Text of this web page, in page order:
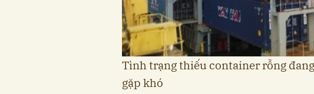
Tình trạng thiếu container rỗng
gặp khó